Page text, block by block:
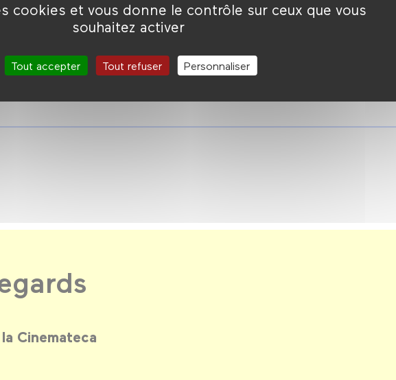
cookies et vous donne le contrôle sur ceux que vous
souhaitez activer
Tout accepter Tout refuser Personnaliser
Film projeté en version originale sous titrée en anglais.
Cinemateca